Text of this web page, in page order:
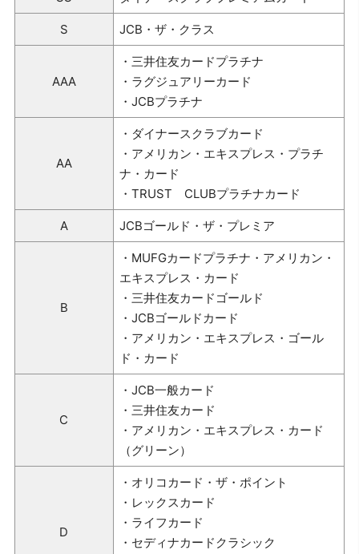
S JCB・ザ・クラス
AAA
・三井住友カードプラチナ
・ラグジュアリーカード
・JCBプラチナ
AA
・ダイナースクラブカード
・アメリカン・エキスプレス・プラチ
ナ・カード
・TRUST CLUBプラチナカード
A JCBゴールド・ザ・プレミア
B
・MUFGカードプラチナ・アメリカン・
エキスプレス・カード
・三井住友カードゴールド
・JCBゴールドカード
・アメリカン・エキスプレス・ゴール
ド・カード
C
・JCB一般カード
・三井住友カード
・アメリカン・エキスプレス・カード
（グリーン）
D
・オリコカード・ザ・ポイント
・レックスカード
・ライフカード
・セディナカードクラシック